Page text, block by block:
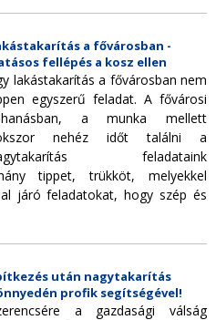
a fővárosban -
fellépés a kosz ellen
lakástakarítás a fővárosban nem
egyszerű feladat. A fővárosi
a munka mellett
nehéz időt találni a
feladataink
tippet, trükköt, melyekkel
járó feladatokat, hogy szép és
után nagytakarítás
profik segítségével!
a gazdasági válság